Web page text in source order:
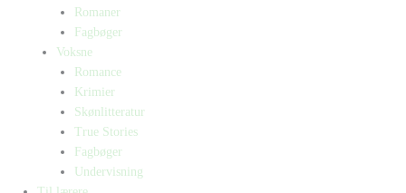
Romaner
Fagbøger
Voksne
Romance
Krimier
Skønlitteratur
True Stories
Fagbøger
Undervisning